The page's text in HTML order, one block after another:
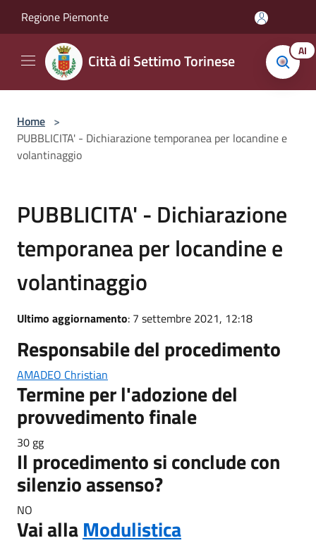
Regione Piemonte
Città di Settimo Torinese AI
Home >
PUBBLICITA' - Dichiarazione temporanea per locandine e
volantinaggio
PUBBLICITA' - Dichiarazione
temporanea per locandine e
volantinaggio
Ultimo aggiornamento: 7 settembre 2021, 12:18
Responsabile del procedimento
AMADEO Christian
Termine per l'adozione del
provvedimento finale
30 gg
Il procedimento si conclude con
silenzio assenso?
NO
Vai allaModulistica